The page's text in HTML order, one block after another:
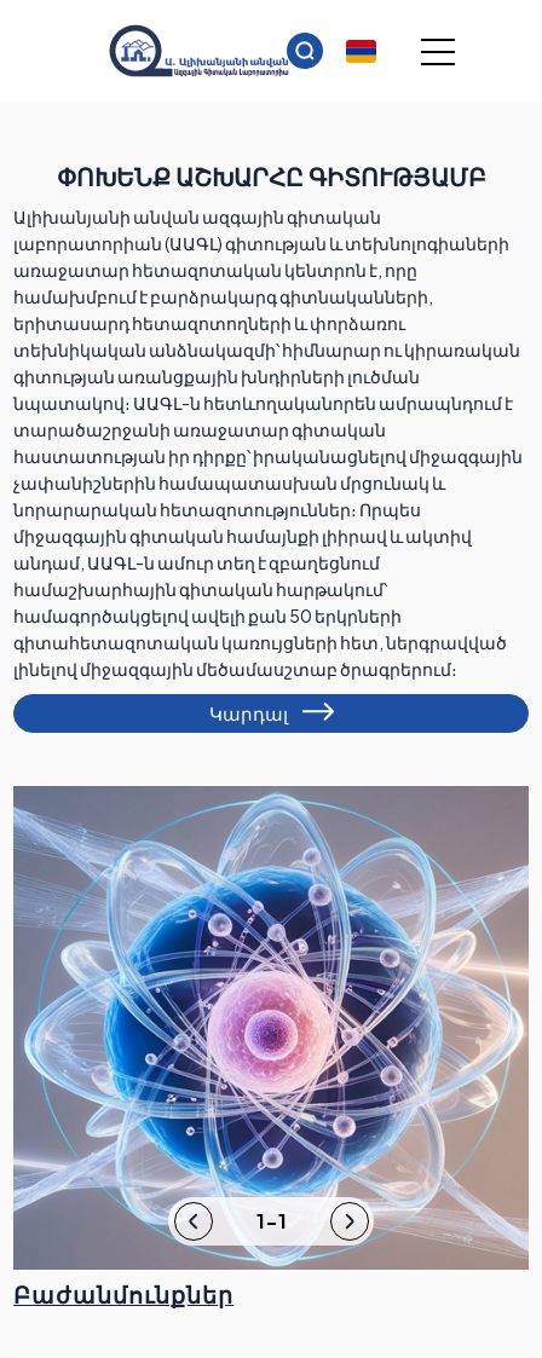
ՓՈԽԵՆՔ ԱՇԽԱՐՀԸ ԳԻՏՈՒԹՅԱՄԲ
Ալիխանյանի անվան ազգային գիտական
լաբորատորիան (ԱԱԳԼ) գիտության և տեխնոլոգիաների
առաջատար հետազոտական կենտրոն է, որը
համախմբում է բարձրակարգ գիտնականների,
երիտասարդ հետազոտողների և փորձառու
տեխնիկական անձնակազմի՝ հիմնարար ու կիրառական
գիտության առանցքային խնդիրների լուծման
նպատակով։ ԱԱԳԼ-ն հետևողականորեն ամրապնդում է
տարածաշրջանի առաջատար գիտական
հաստատության իր դիրքը՝ իրականացնելով միջազգային
չափանիշներին համապատասխան մրցունակ և
նորարարական հետազոտություններ։ Որպես
միջազգային գիտական համայնքի լիիրավ և ակտիվ
անդամ, ԱԱԳԼ-ն ամուր տեղ է զբաղեցնում
համաշխարհային գիտական հարթակում՝
համագործակցելով ավելի քան 50 երկրների
գիտահետազոտական կառույցների հետ, ներգրավված
լինելով միջազգային մեծամասշտաբ ծրագրերում։
Կարդալ
1-1
Բաժանմունքներ